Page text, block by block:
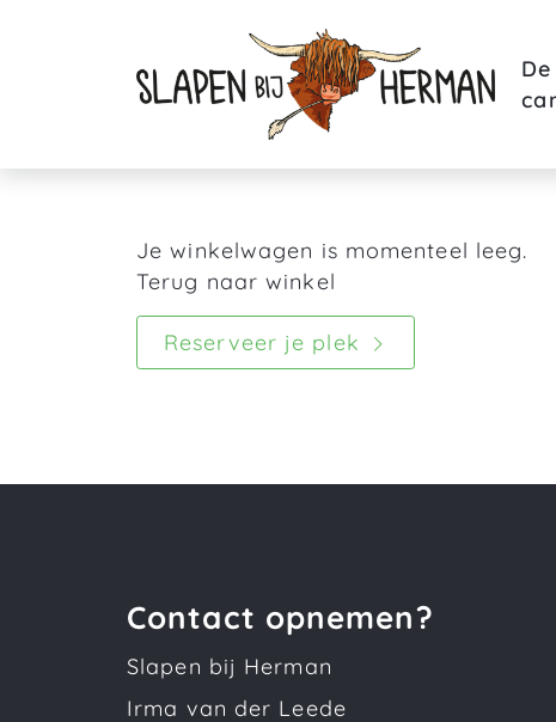
De
Je winkelwagen is momenteel leeg.
Terug naar winkel
Reserveer je plek
Contact opnemen?
Slapen bij Herman
Irma van der Leede